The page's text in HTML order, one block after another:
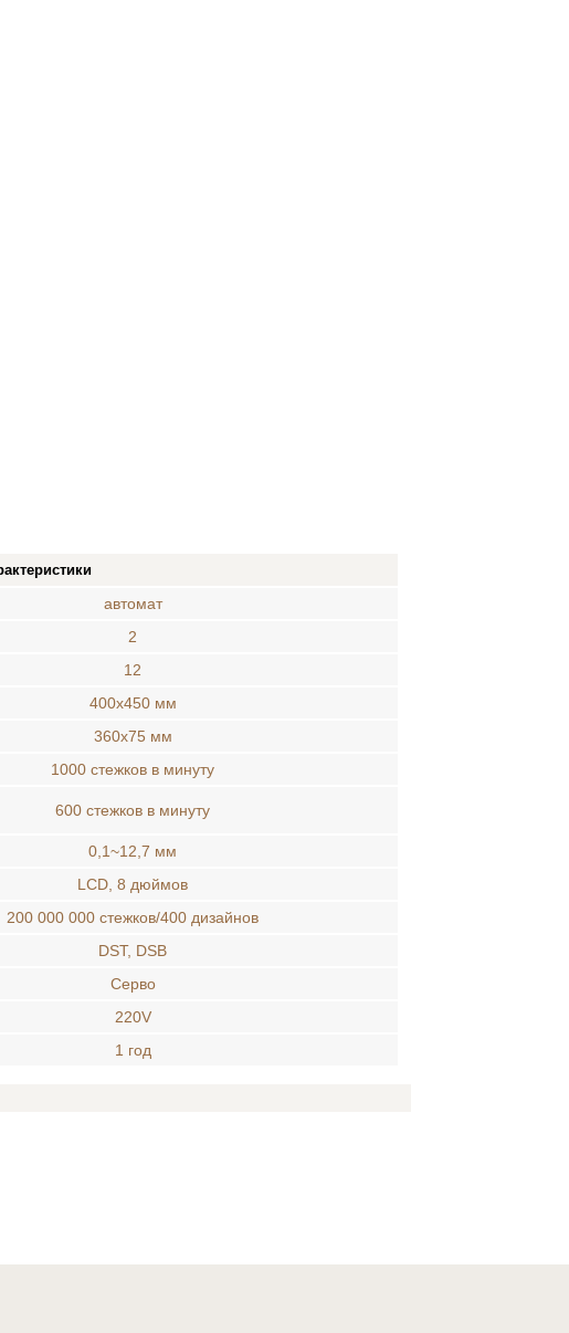
автомат
2
12
400х450 мм
360х75 мм
1000 стежков в минуту
600 стежков в минуту
0,1~12,7 мм
LCD, 8 дюймов
200 000 000 стежков/400 дизайнов
DST, DSB
Серво
220V
1 год